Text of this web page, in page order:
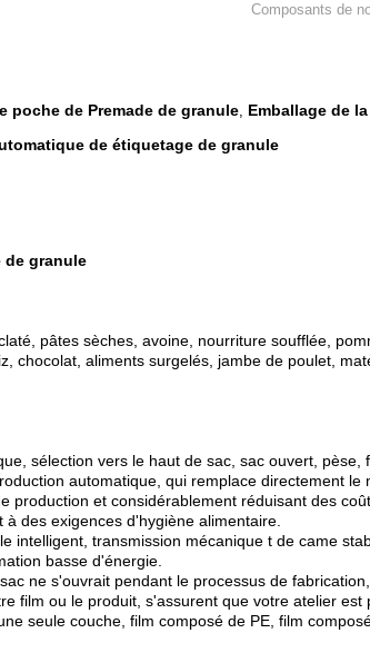
Composants de
poche de Premade de granule, Emballage de
de étiquetage de granule
de granule
pâtes sèches, avoine, nourriture soufflée,
chocolat, aliments surgelés, jambe de poulet,
sélection vers le haut de sac, sac ouvert, pèse,
automatique, qui remplace directement le
et considérablement réduisant des
des exigences d'hygiène alimentaire.
intelligent, transmission mécanique t de came
basse d'énergie.
ne s'ouvrait pendant le processus de
film ou le produit, s'assurent que votre atelier est
seule couche, film composé de PE, film